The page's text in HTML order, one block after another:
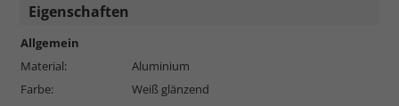
Eigenschaften
Allgemein
Material:
Aluminium
Farbe:
Weiß glänzend